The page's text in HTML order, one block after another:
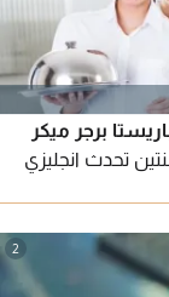
برجر ميكر
تحدث انجليزي
2